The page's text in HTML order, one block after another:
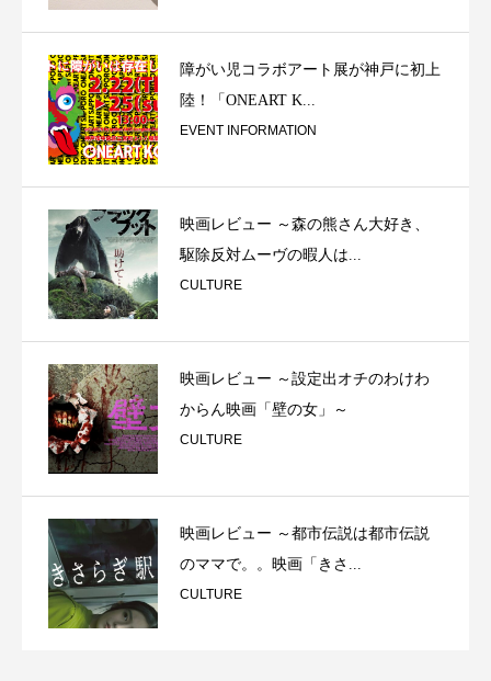
障がい児コラボアート展が神戸に初上
陸！「ONEART K...
EVENT INFORMATION
映画レビュー ～森の熊さん大好き、
駆除反対ムーヴの暇人は...
CULTURE
映画レビュー ～設定出オチのわけわ
からん映画「壁の女」～
CULTURE
映画レビュー ～都市伝説は都市伝説
のママで。。映画「きさ...
CULTURE